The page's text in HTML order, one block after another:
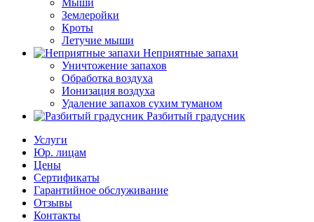
Мыши
Землеройки
Кроты
Летучие мыши
Неприятные запахи
Уничтожение запахов
Обработка воздуха
Ионизация воздуха
Удаление запахов сухим туманом
Разбитый градусник
Услуги
Юр. лицам
Цены
Сертификаты
Гарантийное обслуживание
Отзывы
Контакты